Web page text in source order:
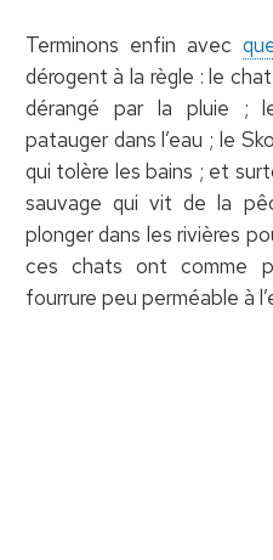
Terminons enfin avec
dérogent à la règle : le
dérangé par la pluie ;
patauger dans l’eau ; le
qui tolère les bains ; et
sauvage qui vit de la
plonger dans les rivières
ces chats ont comme
fourrure peu perméable à